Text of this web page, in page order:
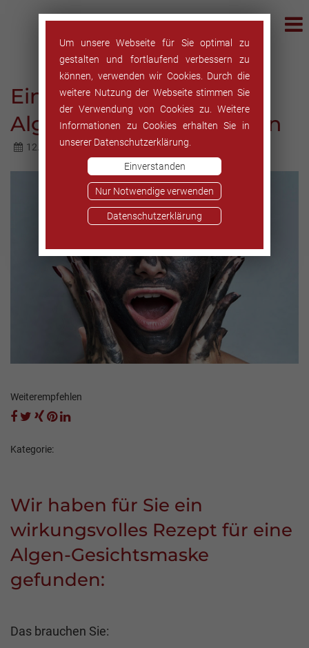
Um unsere Webseite für Sie optimal zu
gestalten und fortlaufend verbessern zu
können, verwenden wir Cookies. Durch die
weitere Nutzung der Webseite stimmen Sie
der Verwendung von Cookies zu. Weitere
Informationen zu Cookies erhalten Sie in
unserer Datenschutzerklärung.
Einverstanden
Nur Notwendige verwenden
Datenschutzerklärung
Eine Gesichtsmaske aus
Algen zum Selbermachen
12.05.2020
Weiterempfehlen
Kategorie:
Wir haben für Sie ein
wirkungsvolles Rezept für eine
Algen-Gesichtsmaske
gefunden:
Das brauchen Sie: